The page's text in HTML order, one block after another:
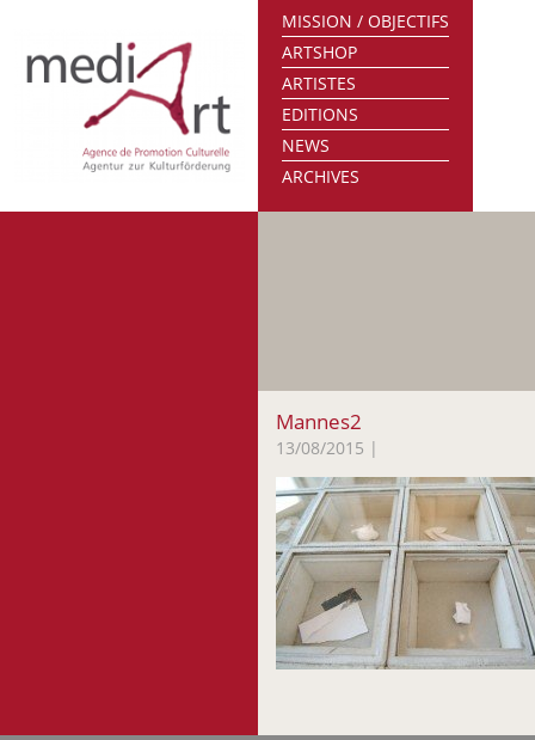
MISSION / OBJECTIFS
ARTSHOP
ARTISTES
EDITIONS
NEWS
ARCHIVES
Mannes2
13/08/2015 |